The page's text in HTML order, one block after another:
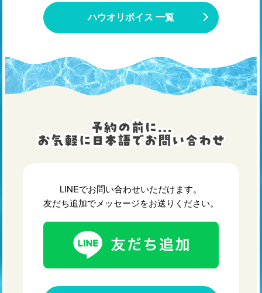
ハウオリボイス 一覧
LINEでお問い合わせいただけます。
友だち追加でメッセージをお送りください。